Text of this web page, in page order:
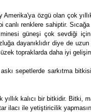
özgü olan çok
renklere sahiptir.
güneşi çok sevdiği
dayanıklıdır diye de
topraklarda daha iyi
askı sepetlerde sarkıtma
kalıcı bir bitkidir. Bitki,
ilacı ile yetiştiricilik